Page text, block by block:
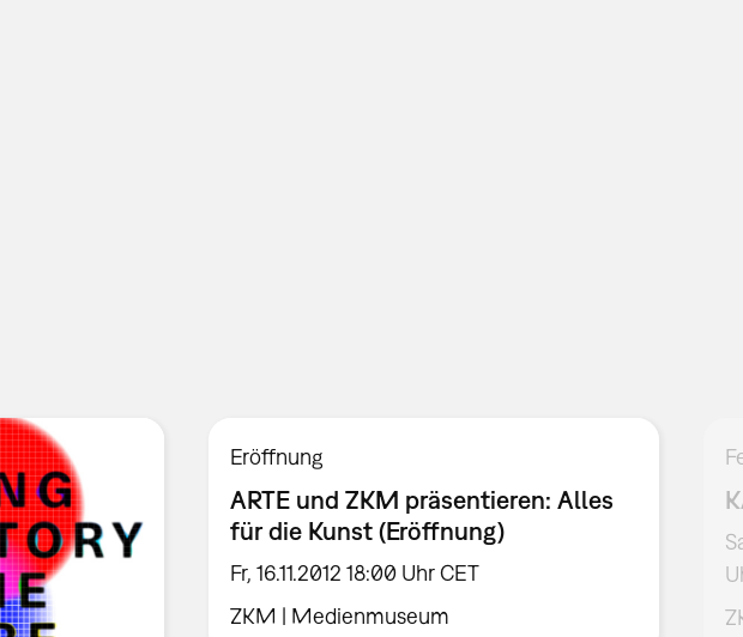
Eröffnung
ARTE und ZKM präsentieren: Alles
für die Kunst (Eröffnung)
Fr, 16.11.2012 18:00 Uhr CET
ZKM | Medienmuseum